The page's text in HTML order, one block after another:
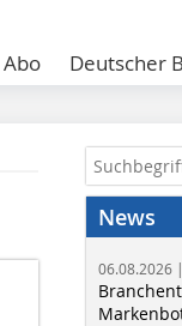
Abo Deutscher
News
06.08.2026 |